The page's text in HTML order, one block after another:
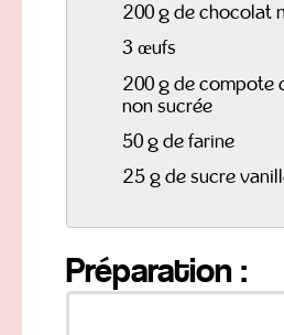
200 g de chocolat
3 œufs
200 g de compote
non sucrée
50 g de farine
25 g de sucre
Préparation :